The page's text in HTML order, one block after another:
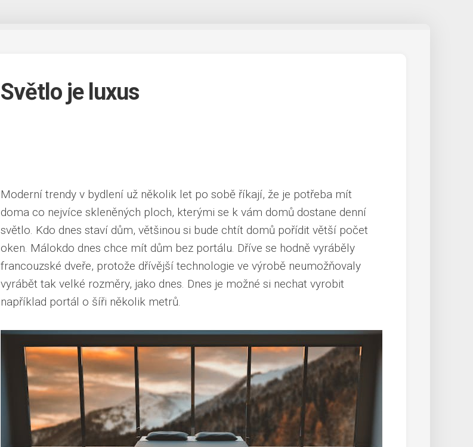
Světlo je luxus
Moderní trendy v bydlení už několik let po sobě říkají, že je potřeba mít
doma co nejvíce skleněných ploch, kterými se k vám domů dostane denní
světlo. Kdo dnes staví dům, většinou si bude chtít domů pořídit větší počet
oken. Málokdo dnes chce mít dům bez portálu. Dříve se hodně vyráběly
francouzské dveře, protože dřívější technologie ve výrobě neumožňovaly
vyrábět tak velké rozměry, jako dnes. Dnes je možné si nechat vyrobit
například portál o šíři několik metrů.